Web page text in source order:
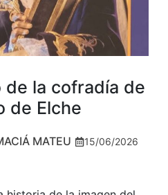
la cofradía de
de Elche
MATEU 15/06/2026